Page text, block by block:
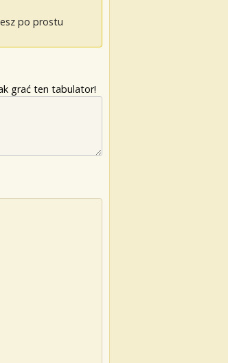
po prostu
grać ten tabulator!